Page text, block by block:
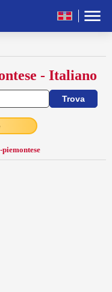
- Italiano